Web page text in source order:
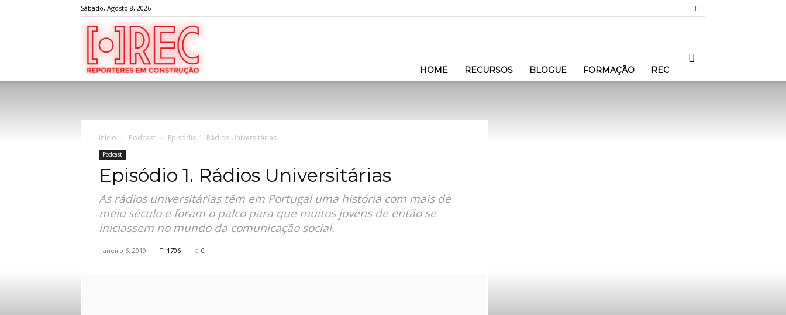
Sábado, Agosto 8, 2026
HOME RECURSOS BLOGUE FORMAÇÃO REC
Início Podcast Episódio 1. Rádios Universitárias
Podcast
Episódio 1. Rádios Universitárias
As rádios universitárias têm em Portugal uma história com mais de
meio século e foram o palco para que muitos jovens de então se
iniciassem no mundo da comunicação social.
Janeiro 6, 2019 1706 0